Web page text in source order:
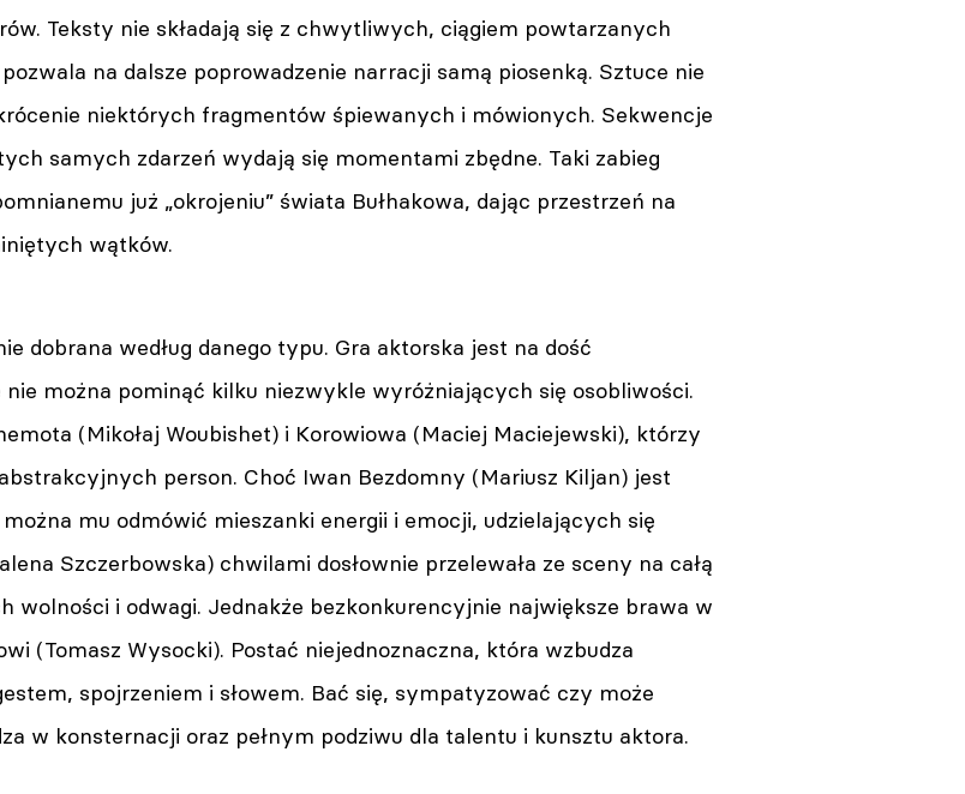
Warszawa. Nabór do Komisji
Artystycznej 33.
Kraków. Muzyczny spacer po
Festiwal „Muzyka w Starym
Krakowie”
Duszniki-Zdrój. W piątek
Międzynarodowy Festiwal
Chopinowski
Teksty nie składają się z chwytliwych, ciągiem powtarzanych
na dalsze poprowadzenie narracji samą piosenką. Sztuce nie
niektórych fragmentów śpiewanych i mówionych. Sekwencje
samych zdarzeń wydają się momentami zbędne. Taki zabieg
już „okrojeniu” świata Bułhakowa, dając przestrzeń na
wątków.
dobrana według danego typu. Gra aktorska jest na dość
można pominąć kilku niezwykle wyróżniających się osobliwości.
(Mikołaj Woubishet) i Korowiowa (Maciej Maciejewski), którzy
person. Choć Iwan Bezdomny (Mariusz Kiljan) jest
mu odmówić mieszanki energii i emocji, udzielających się
Szczerbowska) chwilami dosłownie przelewała ze sceny na całą
wolności i odwagi. Jednakże bezkonkurencyjnie największe brawa w
(Tomasz Wysocki). Postać niejednoznaczna, która wzbudza
spojrzeniem i słowem. Bać się, sympatyzować czy może
w konsternacji oraz pełnym podziwu dla talentu i kunsztu aktora.